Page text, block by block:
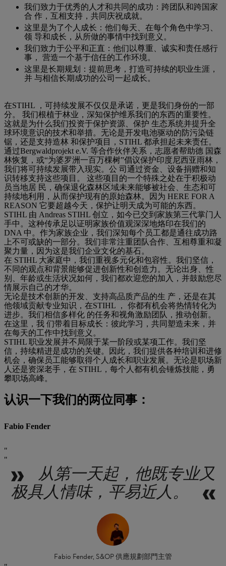
我们致力于优秀的人才和共同的成功：跨团队和跨国家
合 作，互相支持，共同庆祝成就。
这里是为了个人成长：他们每天、在每个角色中学习、
领 导和成长，从所做的事情中找到意义。
我们致力于公平和正直：他们以尊重、诚实和责任感行
事， 营造一个基于信任的工作环境。
这里是长期规划：提前思考，打造可持续的职业生涯，
并 与相信长期成功的公司一起成长。
在STIHL ，可持续发展不仅仅是承诺，更是我们身份的一部
分。 我们根植于林业，深知保护维系我们的东西的重要性。
这就是为什么我们投资于保护资源、保护 生态系统并提升全
球环境意识的技术和举措。无论是开发电池驱动的防污染链
锯，还是支持造林 和保护项目，STIHL 都承担起未来责任。
通过Bergwaldprojekt e.V. 等合作伙伴关系，志愿者帮助德 国森
林恢复，或“为婆罗洲一百万棵树”倡议保护印度尼西亚雨林，
我们将可持续发展带入现实。公 司通过资金、设备捐赠和知
识转移支持这些项目。 这些项目的一个特殊之处在于积极动
员当地居 民，确保退化森林区域未来能够被社会、生态和可
持续地利用，从而保护现有的原始森林。因为 HERE FOR A
REASON 它要超越今天，保护让明天成为可能的东西。
STIHL 由 Andreas STIHL 创立，如今已交到家族第三代掌门人
手中。这种传承足以证明家族价值观深深地烙印在我们的
DNA 中。作为家族企业，我们深知每个员工都是通往成功路
上不可或缺的一部分。我们非常注重团队合作、互相尊重和凝
聚力量，因为这是我们企业文化的基石。
在 STIHL 大家庭中，我们重视多元化和包容性。我们坚信，
不同的观点和背景能够促进创新性和创造力。无论出身、性
别、年龄或生活状况如何，我们都欢迎您的加入，并鼓励您尽
情展示自己的才华。
无论是技术创新的开发、支持高品质产品的生 产，还是在其
他领域贡献专业知识，在STIHL ， 你都有机会将热情转化为
进步。我们相信多样化 的任务和视角激励团队，推动创新。
在这里，我 们带着目标成长：彼此学习，共同塑造未来，并
在每天的工作中找到意义。
STIHL 职业发展并不局限于某一阶段或某项工作。我们坚
信，持续精进是成功的关键。因此，我们提供各种培训和进修
机会，确保员工能够取得个人成长和职业发展。无论是职场新
人还是资深老手，在 STIHL，每个人都有机会锤炼技能，勇
攀职场高峰。
认识一下我们的两位同事：
Fabio Fender
从第一天起，他既专业又
极具人情味，平易近人。
Fabio Fender, S&OP 供應規劃部門主管